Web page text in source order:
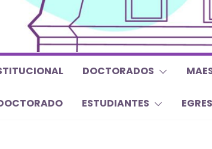
DOCTORADOS
ESTUDIANTES